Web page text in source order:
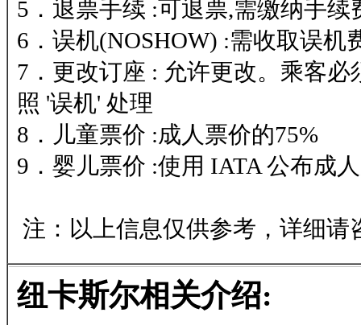
5．退票手续 :可退票,需缴纳手续
6．误机(NOSHOW) :需收取误机
7．更改订座 : 允许更改。乘客
照 '误机' 处理
8．儿童票价 :成人票价的75%
9．婴儿票价 :使用 IATA 公布成
注：以上信息仅供参考，详细请
纽卡斯尔相关介绍: